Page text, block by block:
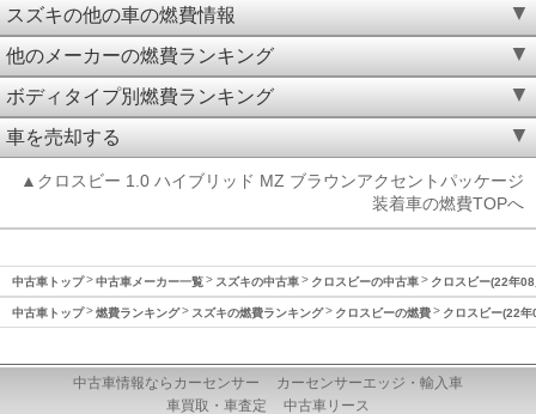
スズキの他の車の燃費情報
他のメーカーの燃費ランキング
ボディタイプ別燃費ランキング
車を売却する
▲クロスビー 1.0 ハイブリッド MZ ブラウンアクセントパッケージ
装着車の燃費TOPへ
中古車トップ 中古車メーカー一覧 スズキの中古車 クロスビーの中古車 クロスビー(22年
中古車トップ 燃費ランキング スズキの燃費ランキング クロスビーの燃費 クロスビー(22
中古車情報ならカーセンサー
カーセンサーエッジ・輸入車
車買取・車査定
中古車リース